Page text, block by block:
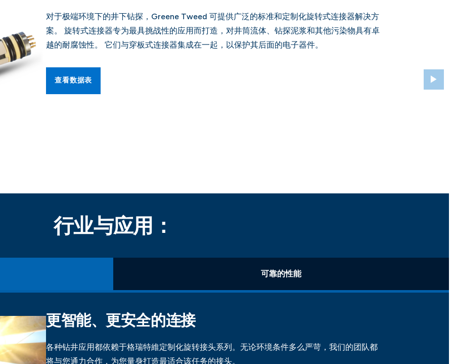
对于极端环境下的井下钻探，Greene Tweed 可提供广泛的标准和定制化旋转式连接器解决方
案。 旋转式连接器专为最具挑战性的应用而打造，对井筒流体、钻探泥浆和其他污染物具有卓
越的耐腐蚀性。 它们与穿板式连接器集成在一起，以保护其后面的电子器件。
查看数据表
行业与应用：
可靠的性能
更智能、更安全的连接
各种钻井应用都依赖于格瑞特維定制化旋转接头系列。无论环境条件多么严苛，我们的团队都
将与您通力合作，为您量身打造最适合该任务的接头。